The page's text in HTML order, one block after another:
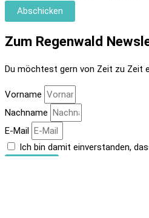
Abschicken
Zum Regenwald
Du möchtest gern von Zeit zu Zeit
Vorname
Nachname
E-Mail
Ich bin damit einverstanden,